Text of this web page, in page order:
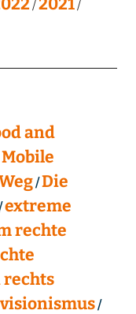
and
Die
extreme
rechte
rechts